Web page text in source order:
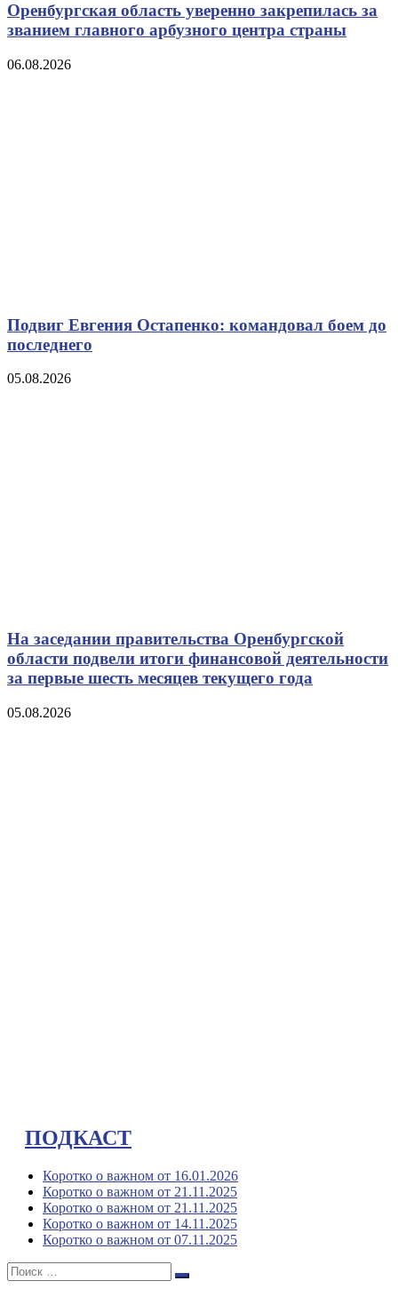
Оренбургская область уверенно закрепилась за
званием главного арбузного центра страны
06.08.2026
Подвиг Евгения Остапенко: командовал боем до
последнего
05.08.2026
На заседании правительства Оренбургской
области подвели итоги финансовой деятельности
за первые шесть месяцев текущего года
05.08.2026
ПОДКАСТ
Коротко о важном от 16.01.2026
Коротко о важном от 21.11.2025
Коротко о важном от 21.11.2025
Коротко о важном от 14.11.2025
Коротко о важном от 07.11.2025
Поиск:
Поиск